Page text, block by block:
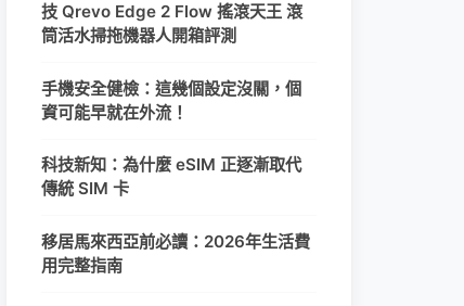
技 Qrevo Edge 2 Flow 搖滾天王 滾
筒活水掃拖機器人開箱評測
手機安全健檢：這幾個設定沒關，個
資可能早就在外流！
科技新知：為什麼 eSIM 正逐漸取代
傳統 SIM 卡
移居馬來西亞前必讀：2026年生活費
用完整指南